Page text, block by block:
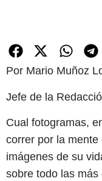
Por Mario Muñoz
Jefe de la
Cual fotogramas,
correr por la
imágenes de su
sobre todo las